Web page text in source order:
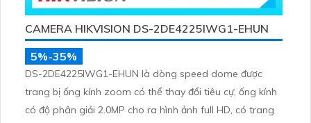
CAMERA HIKVISION DS-2DE4225IWG1-EHUN
5%-35%
DS-2DE4225IWG1-EHUN là dòng speed dome được
trang bị ống kính zoom có thể thay đổi tiêu cự, ống kính
có độ phân giải 2.0MP cho ra hình ảnh full HD, có trang